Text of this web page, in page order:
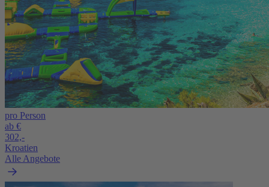
pro Person
ab €
302,-
Kroatien
Alle Angebote